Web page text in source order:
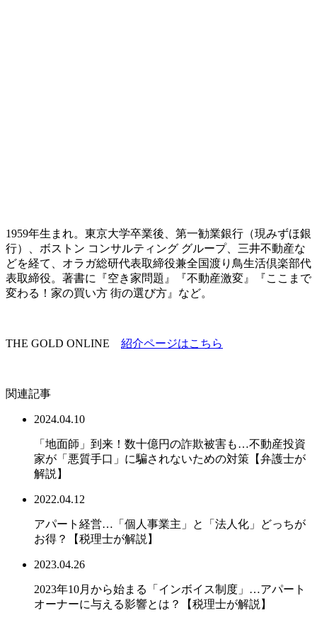
1959年生まれ。東京大学卒業後、第一勧業銀行（現みずほ銀
行）、ボストン コンサルティング グループ、三井不動産な
どを経て、オラガ総研代表取締役兼全国渡り鳥生活倶楽部代
表取締役。著書に『空き家問題』『不動産激変』『ここまで
変わる！家の買い方 街の選び方』など。
THE GOLD ONLINE 紹介ページはこちら
関連記事
2024.04.10
「地面師」到来！数十億円の詐欺被害も…不動産投資
家が「悪質手口」に騙されないための対策【弁護士が
解説】
2022.04.12
アパート経営…「個人事業主」と「法人化」どっちが
お得？【税理士が解説】
2023.04.26
2023年10月から始まる「インボイス制度」…アパート
オーナーに与える影響とは？【税理士が解説】